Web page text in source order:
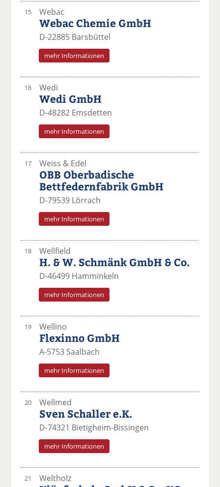
15 Webac
Webac Chemie GmbH
D-22885 Barsbüttel
mehr Informationen
16 Wedi
Wedi GmbH
D-48282 Emsdetten
mehr Informationen
17 Weiss & Edel
OBB Oberbadische
Bettfedernfabrik GmbH
D-79539 Lörrach
mehr Informationen
18 Wellfield
H. & W. Schmänk GmbH & Co.
D-46499 Hamminkeln
mehr Informationen
19 Wellino
Flexinno GmbH
A-5753 Saalbach
mehr Informationen
20 Wellmed
Sven Schaller e.K.
D-74321 Bietigheim-Bissingen
mehr Informationen
21 Weltholz